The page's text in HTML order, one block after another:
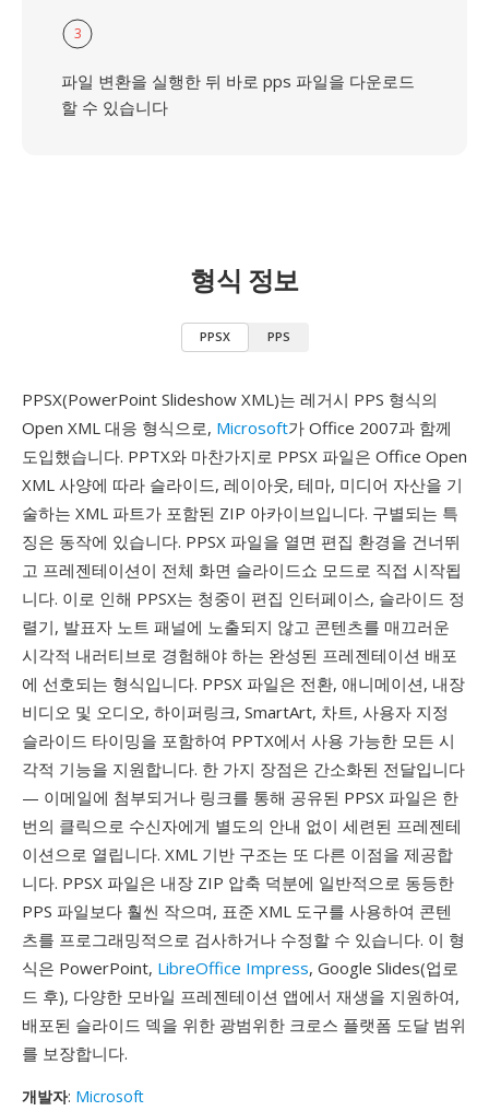
3
파일 변환을 실행한 뒤 바로 pps 파일을 다운로드
할 수 있습니다
형식 정보
PPSX PPS
PPSX(PowerPoint Slideshow XML)는 레거시 PPS 형식의
Open XML 대응 형식으로, Microsoft가 Office 2007과 함께
도입했습니다. PPTX와 마찬가지로 PPSX 파일은 Office Open
XML 사양에 따라 슬라이드, 레이아웃, 테마, 미디어 자산을 기
술하는 XML 파트가 포함된 ZIP 아카이브입니다. 구별되는 특
징은 동작에 있습니다. PPSX 파일을 열면 편집 환경을 건너뛰
고 프레젠테이션이 전체 화면 슬라이드쇼 모드로 직접 시작됩
니다. 이로 인해 PPSX는 청중이 편집 인터페이스, 슬라이드 정
렬기, 발표자 노트 패널에 노출되지 않고 콘텐츠를 매끄러운
시각적 내러티브로 경험해야 하는 완성된 프레젠테이션 배포
에 선호되는 형식입니다. PPSX 파일은 전환, 애니메이션, 내장
비디오 및 오디오, 하이퍼링크, SmartArt, 차트, 사용자 지정
슬라이드 타이밍을 포함하여 PPTX에서 사용 가능한 모든 시
각적 기능을 지원합니다. 한 가지 장점은 간소화된 전달입니다
— 이메일에 첨부되거나 링크를 통해 공유된 PPSX 파일은 한
번의 클릭으로 수신자에게 별도의 안내 없이 세련된 프레젠테
이션으로 열립니다. XML 기반 구조는 또 다른 이점을 제공합
니다. PPSX 파일은 내장 ZIP 압축 덕분에 일반적으로 동등한
PPS 파일보다 훨씬 작으며, 표준 XML 도구를 사용하여 콘텐
츠를 프로그래밍적으로 검사하거나 수정할 수 있습니다. 이 형
식은 PowerPoint, LibreOffice Impress, Google Slides(업로
드 후), 다양한 모바일 프레젠테이션 앱에서 재생을 지원하여,
배포된 슬라이드 덱을 위한 광범위한 크로스 플랫폼 도달 범위
를 보장합니다.
개발자: Microsoft